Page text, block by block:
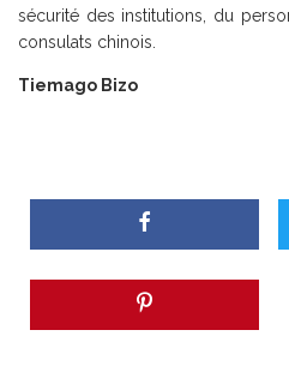
sécurité des institutions, du
consulats chinois.
Tiemago Bizo